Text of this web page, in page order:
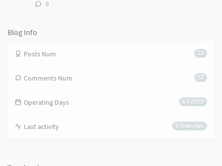
评
0
Blog Info
22
Posts Num
52
Comments Num
6 Y 219 D
Operating Days
5 Years Ago
Last activity